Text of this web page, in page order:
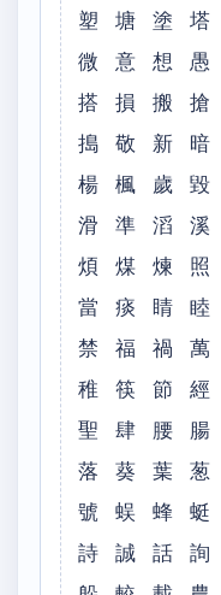
塑 塘 塗
微 意 想
搭 損 搬 搶
搗 敬 新
楊 楓 歲
滑 準 滔 溪
煩 煤 煉
當 痰 睛
禁 福 禍 萬
稚 筷 節
聖 肆 腰
落 葵 葉 葱
號 蜈 蜂
詩 誠 話